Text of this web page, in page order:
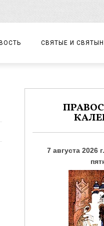
СВЯТЫЕ И
7 августа 2026